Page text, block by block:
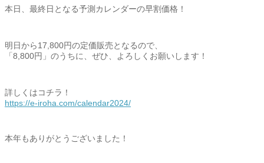
本日、最終日となる予測カレンダーの早割価格！
明日から17,800円の定価販売となるので、
「8,800円」のうちに、ぜひ、よろしくお願いします！
詳しくはコチラ！
https://e-iroha.com/calendar2024/
本年もありがとうございました！